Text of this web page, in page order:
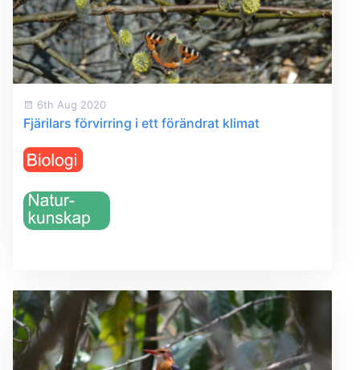
6th Aug 2020
Fjärilars förvirring i ett förändrat klimat